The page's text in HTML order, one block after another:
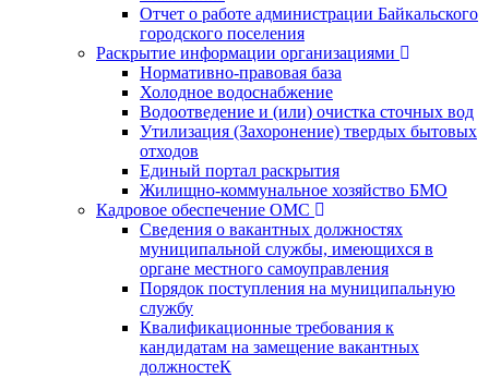
Отчет о работе администрации Байкальского
городского поселения
Раскрытие информации организациями
Нормативно-правовая база
Холодное водоснабжение
Водоотведение и (или) очистка сточных вод
Утилизация (Захоронение) твердых бытовых
отходов
Единый портал раскрытия
Жилищно-коммунальное хозяйство БМО
Кадровое обеспечение ОМС
Сведения о вакантных должностях
муниципальной службы, имеющихся в
органе местного самоуправления
Порядок поступления на муниципальную
службу
Квалификационные требования к
кандидатам на замещение вакантных
должностеК